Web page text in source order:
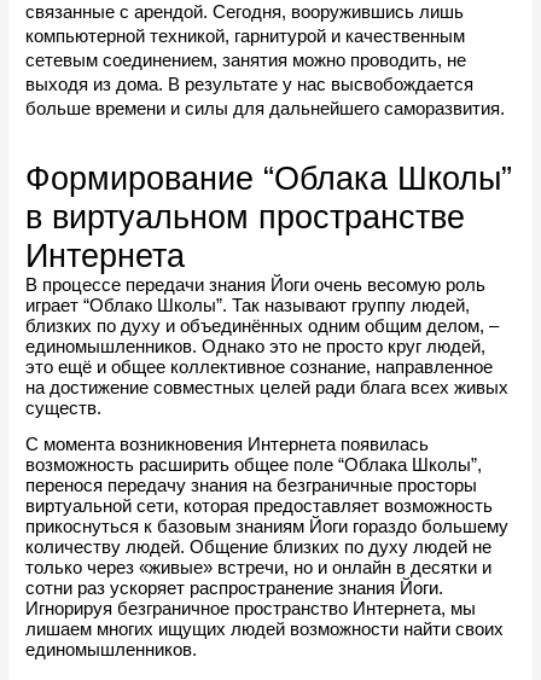
связанные с арендой. Сегодня, вооружившись лишь
компьютерной техникой, гарнитурой и качественным
сетевым соединением, занятия можно проводить, не
выходя из дома. В результате у нас высвобождается
больше времени и силы для дальнейшего саморазвития.
Формирование “Облака Школы”
в виртуальном пространстве
Интернета
В процессе передачи знания Йоги очень весомую роль
играет “Облако Школы”. Так называют группу людей,
близких по духу и объединённых одним общим делом, –
единомышленников. Однако это не просто круг людей,
это ещё и общее коллективное сознание, направленное
на достижение совместных целей ради блага всех живых
существ.
С момента возникновения Интернета появилась
возможность расширить общее поле “Облака Школы”,
перенося передачу знания на безграничные просторы
виртуальной сети, которая предоставляет возможность
прикоснуться к базовым знаниям Йоги гораздо большему
количеству людей. Общение близких по духу людей не
только через «живые» встречи, но и онлайн в десятки и
сотни раз ускоряет распространение знания Йоги.
Игнорируя безграничное пространство Интернета, мы
лишаем многих ищущих людей возможности найти своих
единомышленников.